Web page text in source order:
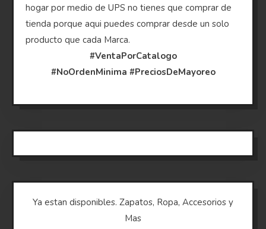
hogar por medio de UPS no tienes que comprar de
tienda porque aqui puedes comprar desde un solo
producto que cada Marca.
#VentaPorCatalogo
#NoOrdenMinima #PreciosDeMayoreo
Ya estan disponibles. Zapatos, Ropa, Accesorios y
Mas